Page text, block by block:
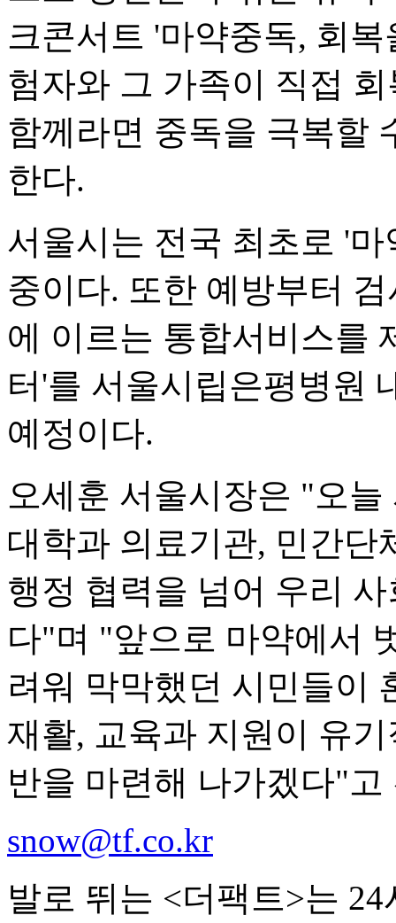
크콘서트 '마약중독, 회
험자와 그 가족이 직접
함께라면 중독을 극복할
한다.
서울시는 전국 최초로 '
중이다. 또한 예방부터
에 이르는 통합서비스를
터'를 서울시립은평병원
예정이다.
오세훈 서울시장은 "오
대학과 의료기관, 민간단
행정 협력을 넘어 우리
다"며 "앞으로 마약에서
려워 막막했던 시민들이
재활, 교육과 지원이 유
반을 마련해 나가겠다"고
snow@tf.co.kr
발로 뛰는 <더팩트>는